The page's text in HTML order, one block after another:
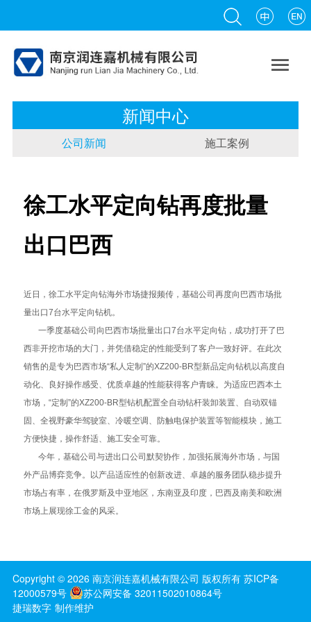

新闻中心
公司新闻 施工案例
徐工水平定向钻再度批量
出口巴西
近日，徐工水平定向钻海外市场捷报频传，基础公司再度向巴西市场批
量出口7台水平定向钻机。
一季度基础公司向巴西市场批量出口7台水平定向钻，成功打开了巴
西非开挖市场的大门，并凭借稳定的性能受到了客户一致好评。在此次
销售的是专为巴西市场“私人定制”的XZ200-BR型新品定向钻机以高度自
动化、良好操作感受、优质卓越的性能获得客户青睐。为适应巴西本土
市场，“定制”的XZ200-BR型钻机配置全自动钻杆装卸装置、自动双锚
固、全视野豪华驾驶室、冷暖空调、防触电保护装置等智能模块，施工
方便快捷，操作舒适、施工安全可靠。
今年，基础公司与进出口公司默契协作，加强拓展海外市场，与国
外产品博弈竞争。以产品适应性的创新改进、卓越的服务团队稳步提升
市场占有率，在俄罗斯及中亚地区，东南亚及印度，巴西及南美和欧洲
市场上展现徐工金的风采。
Copyright © 2026 南京润连嘉机械有限公司 版权所有 苏ICP备
12000579号
苏公网安备 32011502010864号
捷瑞数字 制作维护